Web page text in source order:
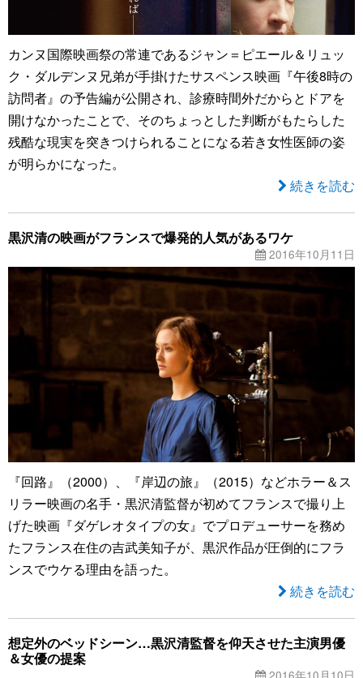
カンヌ国際映画祭の常連であるジャン＝ピエール＆リュッ
ク・ダルデンヌ兄弟が手掛けたサスペンス映画『午後8時の
訪問者』の予告編が公開され、診療時間外だからとドアを
開けなかったことで、そのちょっとした判断がもたらした
残酷な現実を突きつけられることになる若き女性医師の姿
が明らかになった。
続きを読む
黒沢清の映画がフランスで爆発的人気があるワケ
2016年10月11日
『回路』（2000）、『岸辺の旅』（2015）などホラー＆ス
リラー映画の名手・黒沢清監督が初めてフランスで撮り上
げた映画『ダゲレオタイプの女』でプロデューサーを務め
たフランス在住の吉武美知子が、黒沢作品が圧倒的にフラ
ンスでウケる理由を語った。
続きを読む
想定外のベッドシーン…黒沢清監督を仰天させた主演男優
＆女優の提案
2016年10月10日